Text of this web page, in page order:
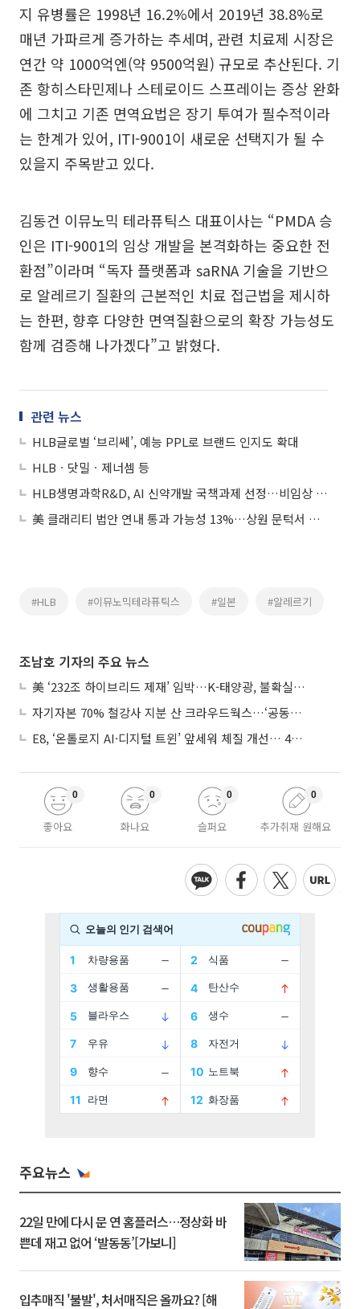
지 유병률은 1998년 16.2%에서 2019년 38.8%로
매년 가파르게 증가하는 추세며, 관련 치료제 시장은
연간 약 1000억엔(약 9500억원) 규모로 추산된다. 기
존 항히스타민제나 스테로이드 스프레이는 증상 완화
에 그치고 기존 면역요법은 장기 투여가 필수적이라
는 한계가 있어, ITI-9001이 새로운 선택지가 될 수
있을지 주목받고 있다.
김동건 이뮤노믹 테라퓨틱스 대표이사는 “PMDA 승
인은 ITI-9001의 임상 개발을 본격화하는 중요한 전
환점”이라며 “독자 플랫폼과 saRNA 기술을 기반으
로 알레르기 질환의 근본적인 치료 접근법을 제시하
는 한편, 향후 다양한 면역질환으로의 확장 가능성도
함께 검증해 나가겠다”고 밝혔다.
관련 뉴스
HLB글로벌 ‘브리쎄’, 예능 PPL로 브랜드 인지도 확대
HLBㆍ닷밀ㆍ제너셈 등
HLB생명과학R&D, AI 신약개발 국책과제 선정…비임상 실증 플랫폼 구축
美 클래리티 법안 연내 통과 가능성 13%…상원 문턱서 제동
#HLB #이뮤노믹테라퓨틱스 #일본 #알레르기
조남호 기자의 주요 뉴스
美 ‘232조 하이브리드 제재’ 임박…K-태양광, 불확실성 털고 날개 다나
자기자본 70% 철강사 지분 산 크라우드웍스…‘공동경영’으로 AI 시너지 낼까
E8, ‘온톨로지 AI·디지털 트윈’ 앞세워 체질 개선… 4분기 흑자전환 총력
좋아요
0
화나요
0
슬퍼요
0
추가취재 원해요
0
주요뉴스
22일 만에 다시 문 연 홈플러스…정상화 바
쁜데 재고 없어 ‘발동동’[가보니]
입추매직 '불발', 처서매직은 올까요? [해